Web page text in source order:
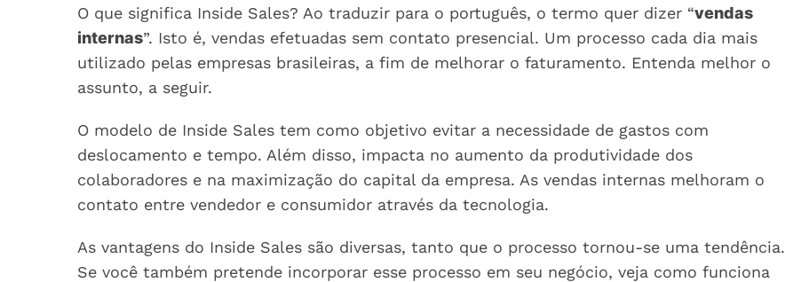
O que significa Inside Sales? Ao traduzir para o português, o termo quer dizer “vendas
internas”. Isto é, vendas efetuadas sem contato presencial. Um processo cada dia mais
utilizado pelas empresas brasileiras, a fim de melhorar o faturamento. Entenda melhor o
assunto, a seguir.
O modelo de Inside Sales tem como objetivo evitar a necessidade de gastos com
deslocamento e tempo. Além disso, impacta no aumento da produtividade dos
colaboradores e na maximização do capital da empresa. As vendas internas melhoram o
contato entre vendedor e consumidor através da tecnologia.
As vantagens do Inside Sales são diversas, tanto que o processo tornou-se uma tendência.
Se você também pretende incorporar esse processo em seu negócio, veja como funciona